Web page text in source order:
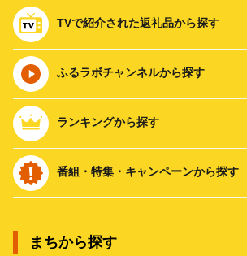
TVで紹介された返礼品から探す
ふるラボチャンネルから探す
ランキングから探す
番組・特集・キャンペーンから探す
まちから探す